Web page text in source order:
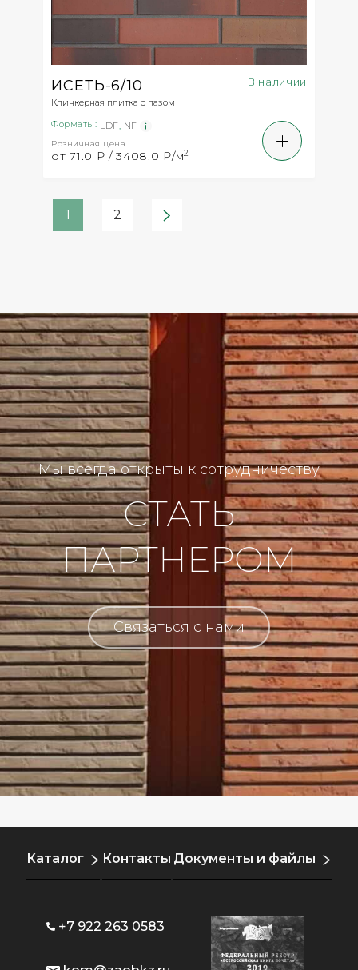
ИСЕТЬ-6/10
Клинкерная плитка с пазом
В наличии
Форматы: LDF, NF
Розничная цена
от 71.0 ₽ / 3408.0 ₽/м2
1 2
Мы всегда открыты к сотрудничеству
СТАТЬ
ПАРТНЕРОМ
Связаться с нами
Каталог Контакты Документы и файлы
+7 922 263 0583